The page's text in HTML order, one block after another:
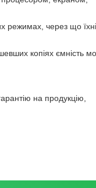
режимах, через що
копіях ємність
на продукцію,